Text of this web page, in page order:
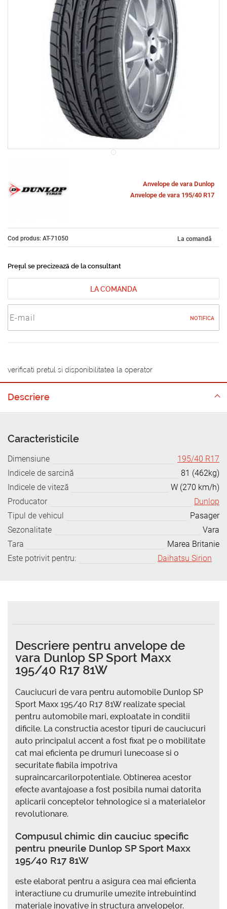
Anvelope de vara Dunlop
Anvelope de vara 195/40 R17
Cod produs: AT-71050 La comandă
Prețul se precizează de la consultant
LA COMANDA
NOTIFICA
verificati pretul si disponibilitatea la operator
Descriere
Caracteristicile
Dimensiune
195/40 R17
Indicele de sarcină
81 (462kg)
Indicele de viteză
W (270 km/h)
Producator
Dunlop
Tipul de vehicul
Pasager
Sezonalitate
Vara
Tara
Marea Britanie
Este potrivit pentru:
Daihatsu Sirion
Descriere pentru anvelope de
vara Dunlop SP Sport Maxx
195/40 R17 81W
Cauciucuri de vara pentru automobile Dunlop SP
Sport Maxx 195/40 R17 81W realizate special
pentru automobile mari, exploatate in conditii
dificile. La constructia acestor tipuri de cauciucuri
auto principalul accent a fost fixat pe o mobilitate
cat mai eficienta pe drumuri lunecoase si o
securitate fiabila impotriva
supraincarcarilorpotentiale. Obtinerea acestor
efecte avantajoase a fost posibila numai datorita
aplicarii conceptelor tehnologice si a materialelor
revolutionare.
Compusul chimic din cauciuc specific
pentru pneurile Dunlop SP Sport Maxx
195/40 R17 81W
este elaborat pentru a asigura cea mai eficienta
interactiune cu drumurile umezite intrebuintind
materiale inovative in structura anvelopelor.